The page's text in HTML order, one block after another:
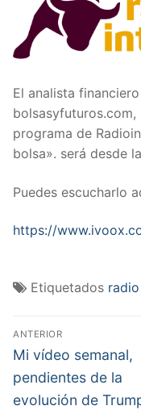
El analista
programa de
bolsa». será desde
Puedes escucharlo
https://
Etiquetados
Navegación
de
entradas
ANTERIOR
Entrada
anterior:
Mi vídeo semanal,
pendientes de la
evolución de